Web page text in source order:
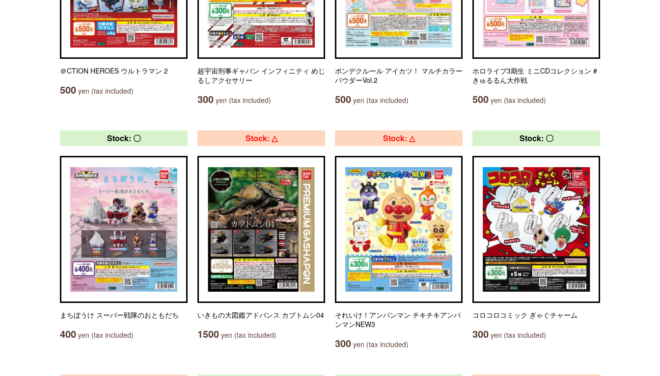
＠CTION HEROES ウルトラマン 2
500 yen (tax included)
超宇宙刑事ギャバン インフィニティ めじ
るしアクセサリー
300 yen (tax included)
ポンデクルール アイカツ！ マルチカラー
パウダーVol.2
500 yen (tax included)
ホロライブ3期生 ミニCDコレクション #
きゅるるん大作戦
500 yen (tax included)
Stock: 〇
まちぼうけ スーパー戦隊のおともだち
400 yen (tax included)
Stock: △
いきもの大図鑑アドバンス カブトムシ04
1500 yen (tax included)
Stock: △
それいけ！アンパンマン チキチキアンパ
ンマンNEW3
300 yen (tax included)
Stock: 〇
コロコロコミック ぎゃぐチャーム
300 yen (tax included)